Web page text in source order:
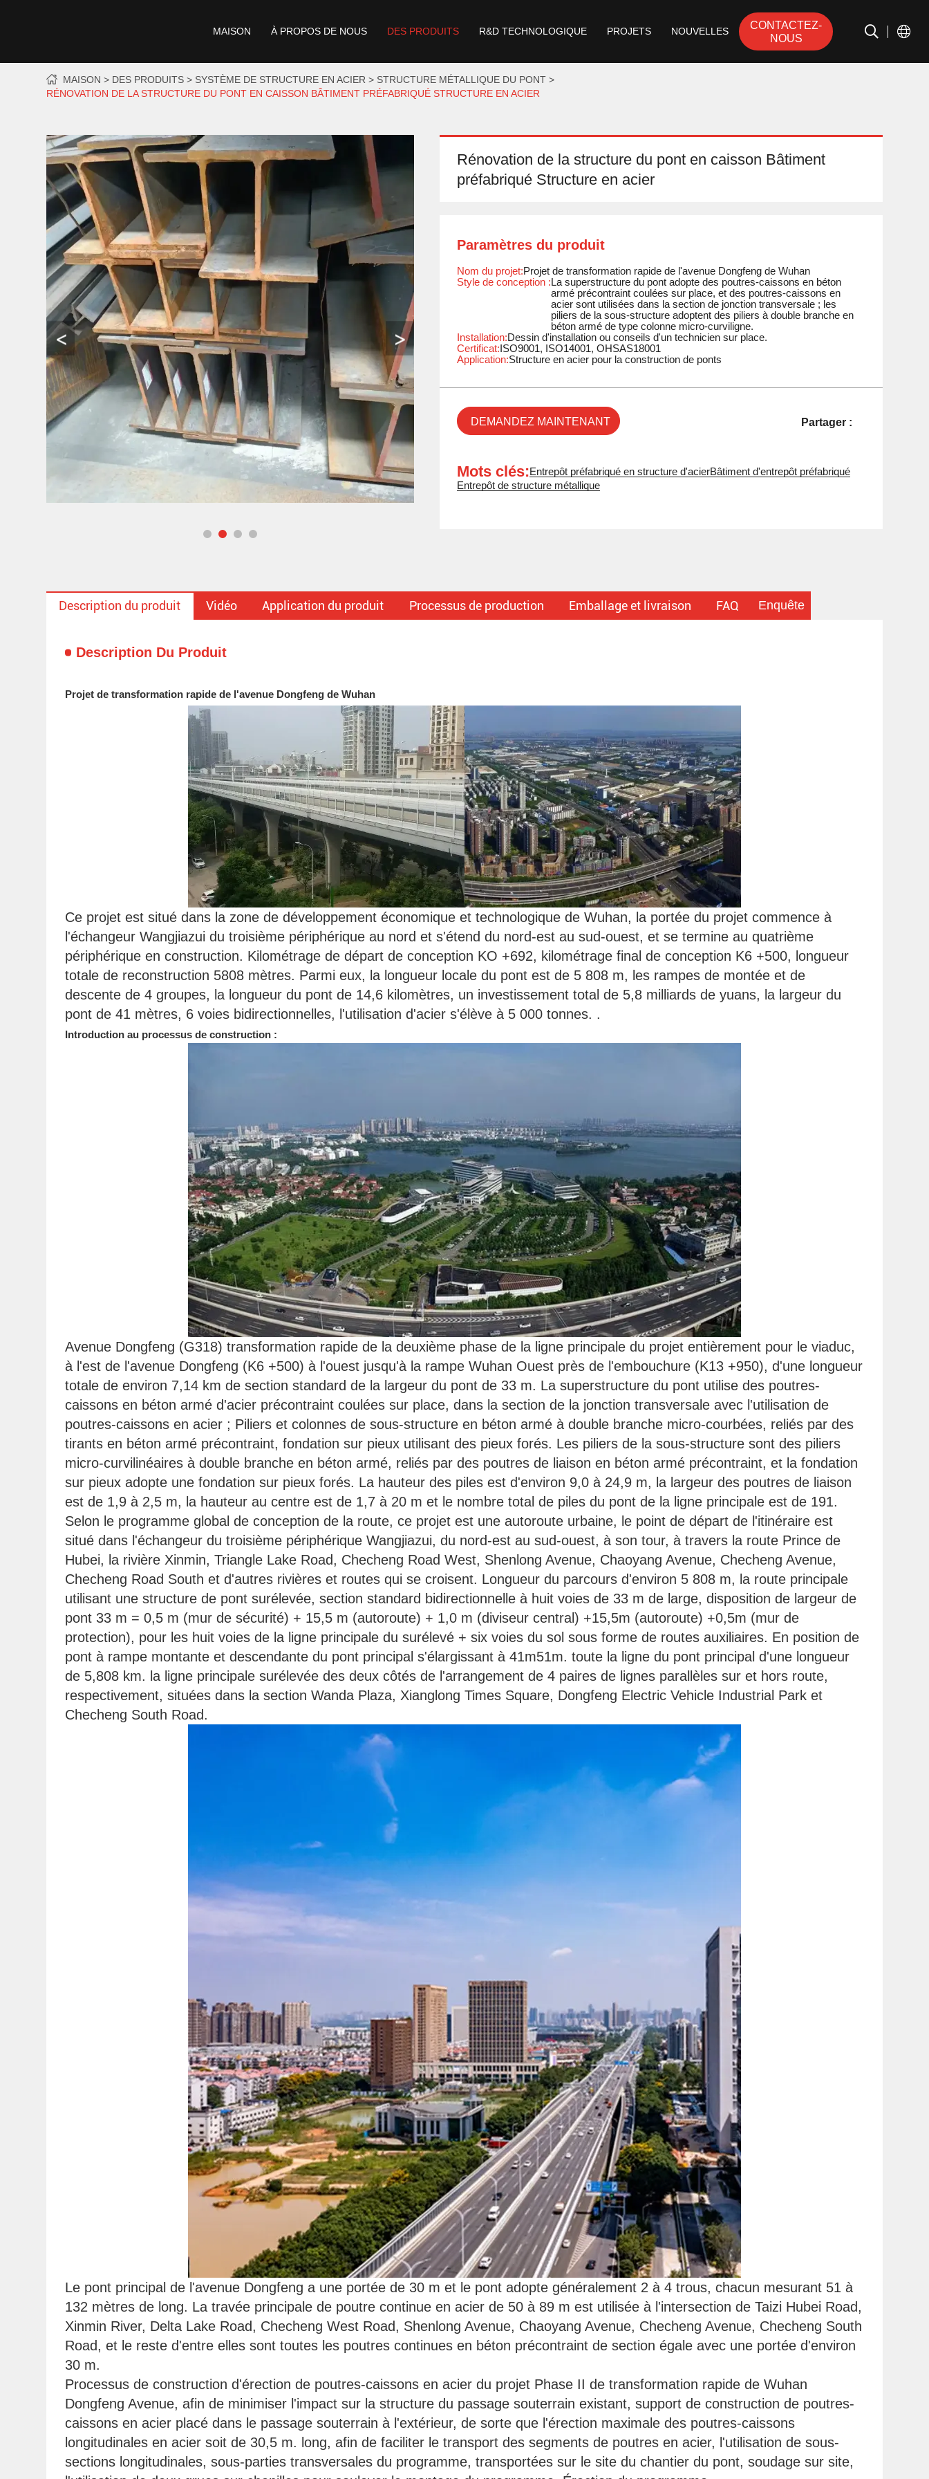
MAISON À PROPOS DE NOUS DES PRODUITS R&D TECHNOLOGIQUE PROJETS NOUVELLES
CONTACTEZ-
NOUS
MAISON DES PRODUITS SYSTÈME DE STRUCTURE EN ACIER
STRUCTURE MÉTALLIQUE DU PONT
RÉNOVATION DE LA STRUCTURE DU PONT EN CAISSON BÂTIMENT PRÉFABRIQUÉ STRUCTURE EN ACIER
Rénovation de la structure du pont en caisson Bâtiment
préfabriqué Structure en acier
Paramètres du produit
Nom du projet:Projet de transformation rapide de l'avenue Dongfeng de Wuhan
Style de conception : La superstructure du pont adopte des poutres-caissons en béton
armé précontraint coulées sur place, et des poutres-caissons en
acier sont utilisées dans la section de jonction transversale ; les
piliers de la sous-structure adoptent des piliers à double branche en
béton armé de type colonne micro-curviligne.
Installation:Dessin d'installation ou conseils d'un technicien sur place.
Certificat: ISO9001, ISO14001, OHSAS18001
Application:Structure en acier pour la construction de ponts
DEMANDEZ MAINTENANT Partager :
Mots clés:Entrepôt préfabriqué en structure d'acierBâtiment d'entrepôt préfabriqué
Entrepôt de structure métallique
Description du produit Vidéo Application du produit Processus de production Emballage et livraison FAQ Enquête
Description Du Produit
Projet de transformation rapide de l'avenue Dongfeng de Wuhan
Ce projet est situé dans la zone de développement économique et technologique de Wuhan, la portée du projet commence à
l'échangeur Wangjiazui du troisième périphérique au nord et s'étend du nord-est au sud-ouest, et se termine au quatrième
périphérique en construction. Kilométrage de départ de conception KO +692, kilométrage final de conception K6 +500, longueur
totale de reconstruction 5808 mètres. Parmi eux, la longueur locale du pont est de 5 808 m, les rampes de montée et de
descente de 4 groupes, la longueur du pont de 14,6 kilomètres, un investissement total de 5,8 milliards de yuans, la largeur du
pont de 41 mètres, 6 voies bidirectionnelles, l'utilisation d'acier s'élève à 5 000 tonnes. .
Introduction au processus de construction :
Avenue Dongfeng (G318) transformation rapide de la deuxième phase de la ligne principale du projet entièrement pour le viaduc,
à l'est de l'avenue Dongfeng (K6 +500) à l'ouest jusqu'à la rampe Wuhan Ouest près de l'embouchure (K13 +950), d'une longueur
totale de environ 7,14 km de section standard de la largeur du pont de 33 m. La superstructure du pont utilise des poutres-
caissons en béton armé d'acier précontraint coulées sur place, dans la section de la jonction transversale avec l'utilisation de
poutres-caissons en acier ; Piliers et colonnes de sous-structure en béton armé à double branche micro-courbées, reliés par des
tirants en béton armé précontraint, fondation sur pieux utilisant des pieux forés. Les piliers de la sous-structure sont des piliers
micro-curvilinéaires à double branche en béton armé, reliés par des poutres de liaison en béton armé précontraint, et la fondation
sur pieux adopte une fondation sur pieux forés. La hauteur des piles est d'environ 9,0 à 24,9 m, la largeur des poutres de liaison
est de 1,9 à 2,5 m, la hauteur au centre est de 1,7 à 20 m et le nombre total de piles du pont de la ligne principale est de 191.
Selon le programme global de conception de la route, ce projet est une autoroute urbaine, le point de départ de l'itinéraire est
situé dans l'échangeur du troisième périphérique Wangjiazui, du nord-est au sud-ouest, à son tour, à travers la route Prince de
Hubei, la rivière Xinmin, Triangle Lake Road, Checheng Road West, Shenlong Avenue, Chaoyang Avenue, Checheng Avenue,
Checheng Road South et d'autres rivières et routes qui se croisent. Longueur du parcours d'environ 5 808 m, la route principale
utilisant une structure de pont surélevée, section standard bidirectionnelle à huit voies de 33 m de large, disposition de largeur de
pont 33 m = 0,5 m (mur de sécurité) + 15,5 m (autoroute) + 1,0 m (diviseur central) +15,5m (autoroute) +0,5m (mur de
protection), pour les huit voies de la ligne principale du surélevé + six voies du sol sous forme de routes auxiliaires. En position de
pont à rampe montante et descendante du pont principal s'élargissant à 41m51m. toute la ligne du pont principal d'une longueur
de 5,808 km. la ligne principale surélevée des deux côtés de l'arrangement de 4 paires de lignes parallèles sur et hors route,
respectivement, situées dans la section Wanda Plaza, Xianglong Times Square, Dongfeng Electric Vehicle Industrial Park et
Checheng South Road.
Le pont principal de l'avenue Dongfeng a une portée de 30 m et le pont adopte généralement 2 à 4 trous, chacun mesurant 51 à
132 mètres de long. La travée principale de poutre continue en acier de 50 à 89 m est utilisée à l'intersection de Taizi Hubei Road,
Xinmin River, Delta Lake Road, Checheng West Road, Shenlong Avenue, Chaoyang Avenue, Checheng Avenue, Checheng South
Road, et le reste d'entre elles sont toutes les poutres continues en béton précontraint de section égale avec une portée d'environ
30 m.
Processus de construction d'érection de poutres-caissons en acier du projet Phase II de transformation rapide de Wuhan
Dongfeng Avenue, afin de minimiser l'impact sur la structure du passage souterrain existant, support de construction de poutres-
caissons en acier placé dans le passage souterrain à l'extérieur, de sorte que l'érection maximale des poutres-caissons
longitudinales en acier soit de 30,5 m. long, afin de faciliter le transport des segments de poutres en acier, l'utilisation de sous-
sections longitudinales, sous-parties transversales du programme, transportées sur le site du chantier du pont, soudage sur site,